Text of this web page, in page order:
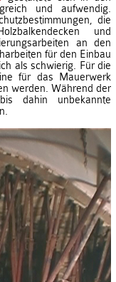
und aufwendig.
die
und
an den
für den Einbau
als schwierig. Für die
für das Mauerwerk
werden. Während der
dahin unbekannte